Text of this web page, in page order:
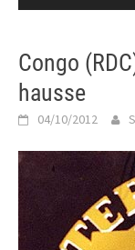
Congo
hausse
04/10/2012